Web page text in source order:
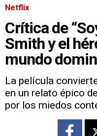
Netflix
Crítica de
Smith y el
mundo
La película
en un relato épico
por los miedos